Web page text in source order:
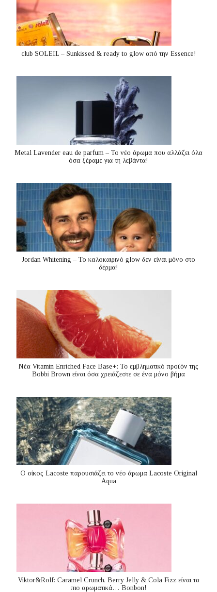
club SOLEIL – Sunkissed & ready to glow από την Essence!
Metal Lavender eau de parfum – Το νέο άρωμα που αλλάζει όλα
όσα ξέραμε για τη λεβάντα!
Jordan Whitening – Το καλοκαιρινό glow δεν είναι μόνο στο
δέρμα!
Nέα Vitamin Enriched Face Base+: Το εμβληματικό προϊόν της
Bobbi Brown είναι όσα χρειάζεστε σε ένα μόνο βήμα
Ο οίκος Lacoste παρουσιάζει το νέο άρωμα Lacoste Original
Aqua
Viktor&Rolf: Caramel Crunch, Berry Jelly & Cola Fizz είναι τα
πιο αρωματικά… Bonbon!